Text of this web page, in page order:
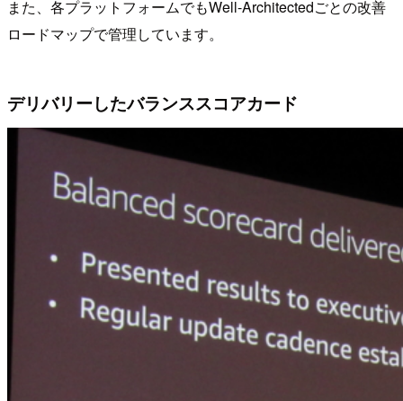
また、各プラットフォームでもWell-Architectedごとの改善
ロードマップで管理しています。
デリバリーしたバランススコアカード